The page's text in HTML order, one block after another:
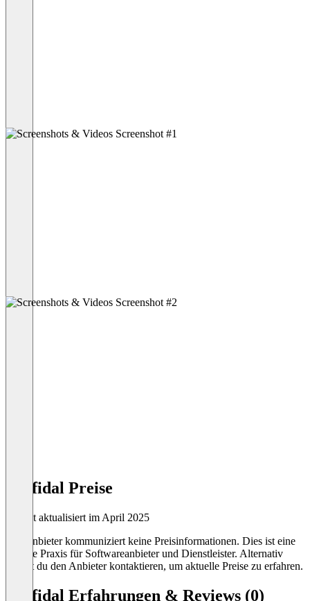
konfidal Preise
Zuletzt aktualisiert im April 2025
Der Anbieter kommuniziert keine Preisinformationen. Dies ist eine
übliche Praxis für Softwareanbieter und Dienstleister. Alternativ
kannst du den Anbieter kontaktieren, um aktuelle Preise zu erfahren.
konfidal Erfahrungen & Reviews (0)